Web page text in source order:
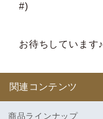
#)
お待ちしています♪
関連コンテンツ
商品ラインナップ